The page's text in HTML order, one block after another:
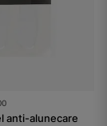
anti-alunecare